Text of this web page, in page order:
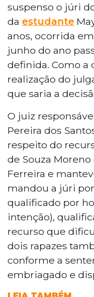
suspenso o júri
da estudante
anos, ocorrida
junho do ano
definida. Como a
realização do
que saria a
O juiz
Pereira dos
respeito do
de Souza
Ferreira e
mandou a júri
qualificado por
intenção),
recurso que
dois rapazes
conforme a
embriagado e